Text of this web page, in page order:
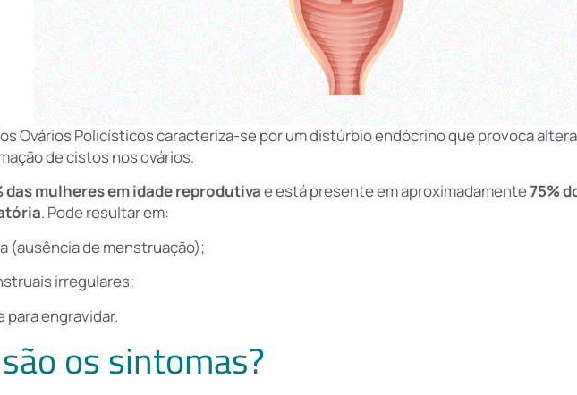
Ovários Policísticos caracteriza-se por um distúrbio endócrino que provoca
de cistos nos ovários.
das mulheres em idade reprodutivae está presente em aproximadamente75%
. Pode resultar em:
(ausência de menstruação);
irregulares;
para engravidar.
os sintomas?